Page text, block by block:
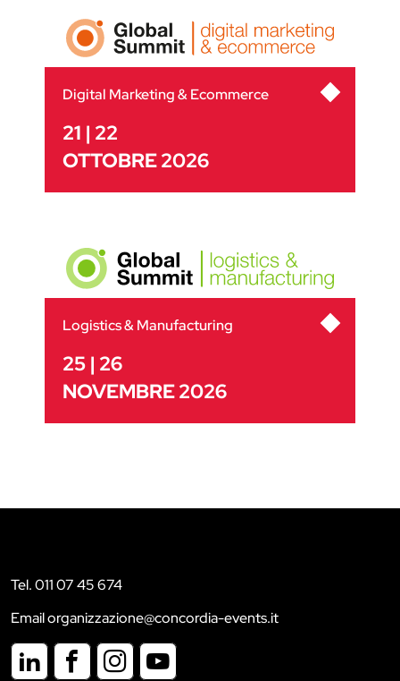
Digital Marketing & Ecommerce
21 | 22
OTTOBRE 2026
Logistics & Manufacturing
25 | 26
NOVEMBRE 2026
Tel. 011 07 45 674
Email organizzazione@concordia-events.it